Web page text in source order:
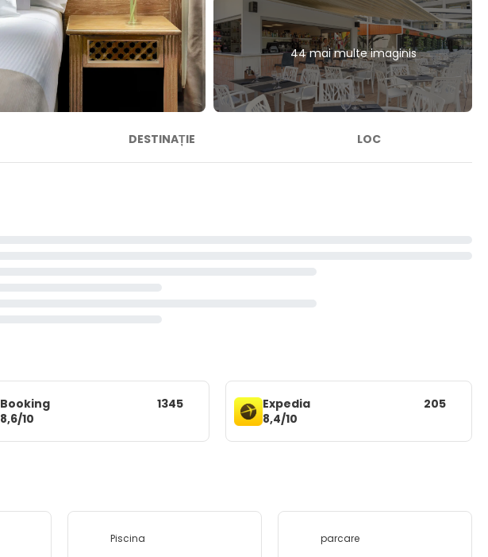
44 mai multe imaginis
DESTINAȚIE LOC
Booking
8,6/10
1345
Expedia
8,4/10
205
Piscina parcare